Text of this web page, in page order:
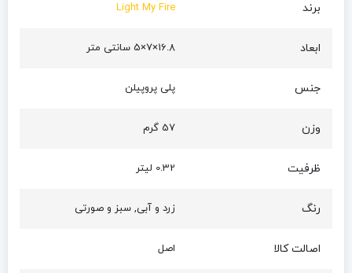
برند Light My Fire
ابعاد 16.8×7×5 سانتی متر
جنس پلی پروپیلن
وزن 57 گرم
ظرفیت 0.32 لیتر
رنگ زرد و آبی, سبز و صورتی
اصالت کالا اصل